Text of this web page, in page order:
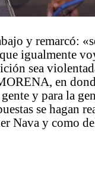
y remarcó:
igualmente
sea
en
y para la
se hagan
Nava y como